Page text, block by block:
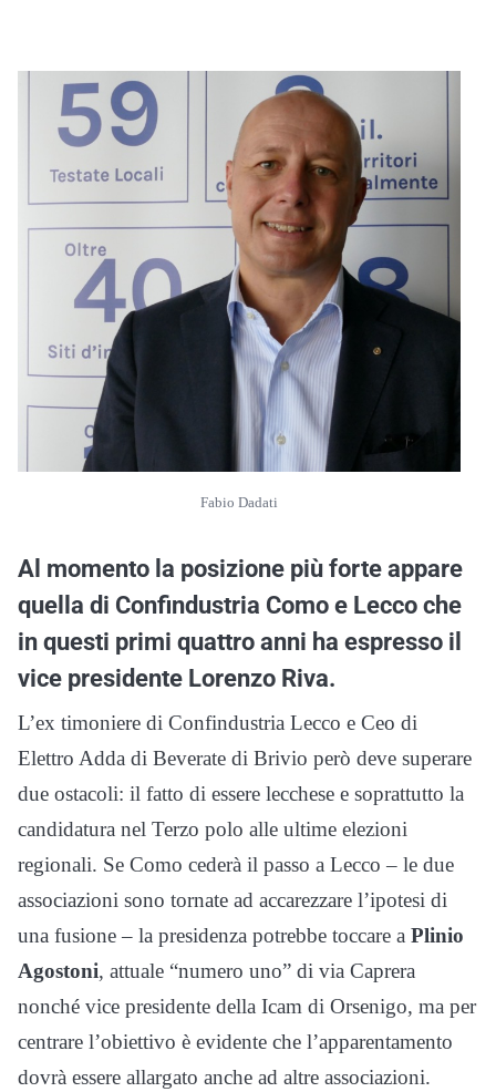
Fabio Dadati
Al momento la posizione più forte appare
quella di Confindustria Como e Lecco che
in questi primi quattro anni ha espresso il
vice presidente Lorenzo Riva.
L’ex timoniere di Confindustria Lecco e Ceo di
Elettro Adda di Beverate di Brivio però deve superare
due ostacoli: il fatto di essere lecchese e soprattutto la
candidatura nel Terzo polo alle ultime elezioni
regionali. Se Como cederà il passo a Lecco – le due
associazioni sono tornate ad accarezzare l’ipotesi di
una fusione – la presidenza potrebbe toccare a Plinio
Agostoni, attuale “numero uno” di via Caprera
nonché vice presidente della Icam di Orsenigo, ma per
centrare l’obiettivo è evidente che l’apparentamento
dovrà essere allargato anche ad altre associazioni.